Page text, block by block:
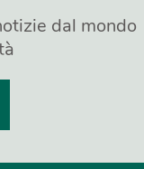
dal mondo